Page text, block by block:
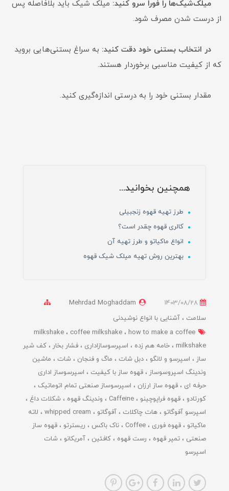
میلک‌شیک‌ها را فوراً سرو کنید: میلک شیک باید بلافاصله پس
از درست شدن مصرف شود.
در انتخاب بستنی خود دقت کنید: به سراغ بستنی‌هایی بروید
که از کیفیت مناسبی برخوردار هستند.
مقدار بستنی خود را به درستی اندازه‌گیری کنید.
همچنین بخوانید...
طرز تهیه قهوه زنجبیلی
کالری قهوه چقدر است؟
انواع ماکیاتو و طرز تهیه آن
بهترین روش تهیه میلک شیک قهوه
Mehrdad Moghaddam
سلامت
آشنایی با انواع نوشیدنی
milkshake
coffee milkshake
how to make a coffee
milkshake
خامه هم زده اسپرسوسازاداری فشار بخار
کف شیر
ساز
اسپرسو و لانگو دبل شات ماگ و فنجان شات
ماشین
وندینگ اسپروسوساز
قهوه ساز با کیفیت
اسپرسوساز اداری
حرفه ای
قهوه ساز ارزان
اسپرسوساز صنعتی تمام اتوماتیک
کورتادو
قهوه فراپوچینو Caffeine وندینگ قهوه
شکلات داغ
اسپرسو آفوگاتو
هات چاکلات آفوگاتو whipped cream
لاته
ماکیاتو
قهوه فوری Coffee ناک باکس ریسترتو
قهوه ساز
صنعتی
تمپر قهوه رست قهوه کافئین آمریکانو
شات
اسپرسو